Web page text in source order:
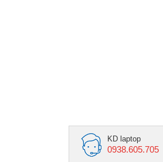
KD laptop
0938.605.705